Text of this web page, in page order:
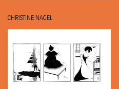
CHRISTINE NAGEL